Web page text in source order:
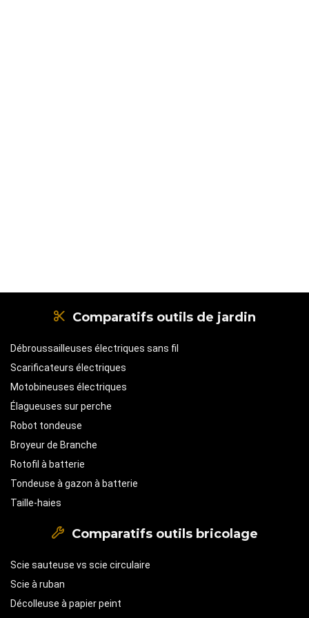
Comparatifs outils de jardin
Débroussailleuses électriques sans fil
Scarificateurs électriques
Motobineuses électriques
Élagueuses sur perche
Robot tondeuse
Broyeur de Branche
Rotofil à batterie
Tondeuse à gazon à batterie
Taille-haies
Comparatifs outils bricolage
Scie sauteuse vs scie circulaire
Scie à ruban
Décolleuse à papier peint